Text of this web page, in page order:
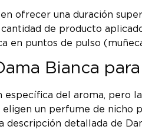
ofrecer una duración
de producto
en puntos de pulso
Bianca
específica del aroma, pero
eligen un perfume de
descripción detallada de